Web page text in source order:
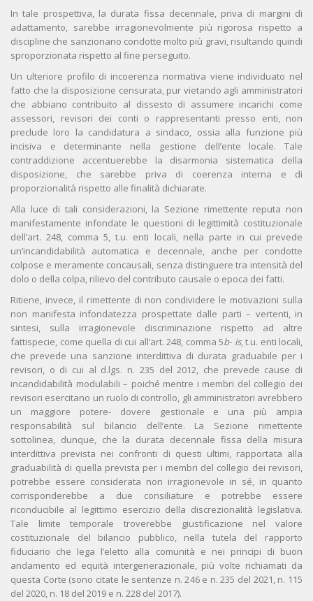
In tale prospettiva, la durata fissa decennale, priva di margini di
adattamento, sarebbe irragionevolmente più rigorosa rispetto a
discipline che sanzionano condotte molto più gravi, risultando quindi
sproporzionata rispetto al fine perseguito.
Un ulteriore profilo di incoerenza normativa viene individuato nel
fatto che la disposizione censurata, pur vietando agli amministratori
che abbiano contribuito al dissesto di assumere incarichi come
assessori, revisori dei conti o rappresentanti presso enti, non
preclude loro la candidatura a sindaco, ossia alla funzione più
incisiva e determinante nella gestione dell’ente locale. Tale
contraddizione accentuerebbe la disarmonia sistematica della
disposizione, che sarebbe priva di coerenza interna e di
proporzionalità rispetto alle finalità dichiarate.
Alla luce di tali considerazioni, la Sezione rimettente reputa non
manifestamente infondate le questioni di legittimità costituzionale
dell’art. 248, comma 5, t.u. enti locali, nella parte in cui prevede
un’incandidabilità automatica e decennale, anche per condotte
colpose e meramente concausali, senza distinguere tra intensità del
dolo o della colpa, rilievo del contributo causale o epoca dei fatti.
Ritiene, invece, il rimettente di non condividere le motivazioni sulla
non manifesta infondatezza prospettate dalle parti – vertenti, in
sintesi, sulla irragionevole discriminazione rispetto ad altre
fattispecie, come quella di cui all’art. 248, comma 5b- is, t.u. enti locali,
che prevede una sanzione interdittiva di durata graduabile per i
revisori, o di cui al d.lgs. n. 235 del 2012, che prevede cause di
incandidabilità modulabili – poiché mentre i membri del collegio dei
revisori esercitano un ruolo di controllo, gli amministratori avrebbero
un maggiore potere- dovere gestionale e una più ampia
responsabilità sul bilancio dell’ente. La Sezione rimettente
sottolinea, dunque, che la durata decennale fissa della misura
interdittiva prevista nei confronti di questi ultimi, rapportata alla
graduabilità di quella prevista per i membri del collegio dei revisori,
potrebbe essere considerata non irragionevole in sé, in quanto
corrisponderebbe a due consiliature e potrebbe essere
riconducibile al legittimo esercizio della discrezionalità legislativa.
Tale limite temporale troverebbe giustificazione nel valore
costituzionale del bilancio pubblico, nella tutela del rapporto
fiduciario che lega l’eletto alla comunità e nei principi di buon
andamento ed equità intergenerazionale, più volte richiamati da
questa Corte (sono citate le sentenze n. 246 e n. 235 del 2021, n. 115
del 2020, n. 18 del 2019 e n. 228 del 2017).